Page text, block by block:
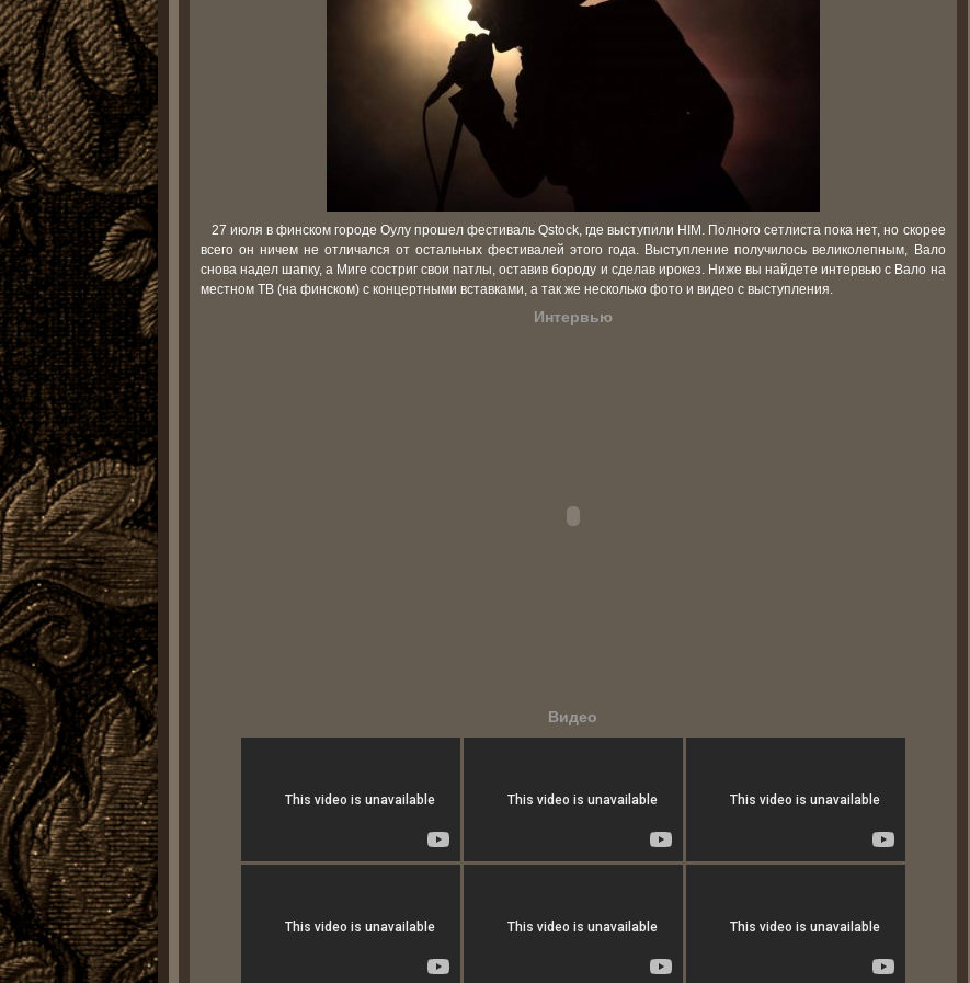
27 июля в финском городе Оулу прошел фестиваль Qstock, где выступили HIM. Полного сетлиста пока нет, но скорее
всего он ничем не отличался от остальных фестивалей этого года. Выступление получилось великолепным, Вало
снова надел шапку, а Миге состриг свои патлы, оставив бороду и сделав ирокез. Ниже вы найдете интервью с Вало на
местном ТВ (на финском) с концертными вставками, а так же несколько фото и видео с выступления.
Интервью
Видео